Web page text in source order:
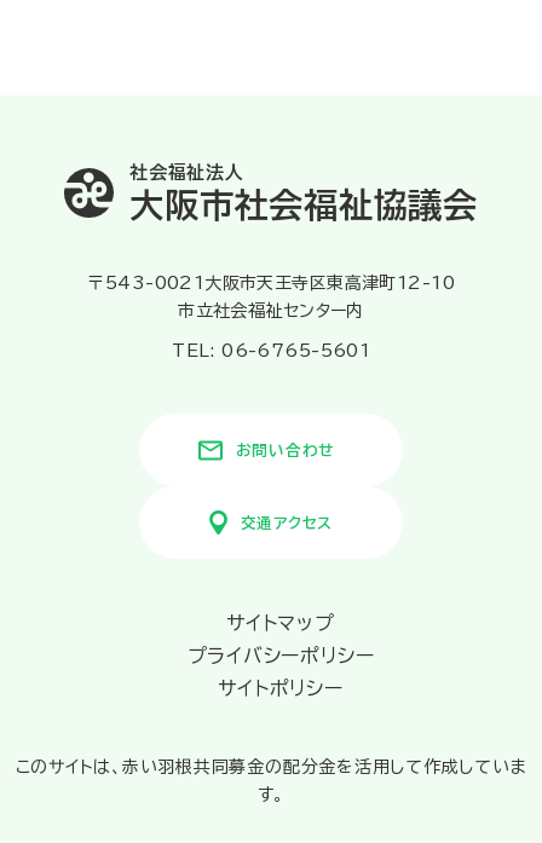
社会福祉法人
大阪市社会福祉協議会
〒543-0021大阪市天王寺区東高津町12-10
市立社会福祉センター内
TEL: 06-6765-5601
お問い合わせ
交通アクセス
サイトマップ
プライバシーポリシー
サイトポリシー
このサイトは、赤い羽根共同募金の配分金を活用して作成していま
す。